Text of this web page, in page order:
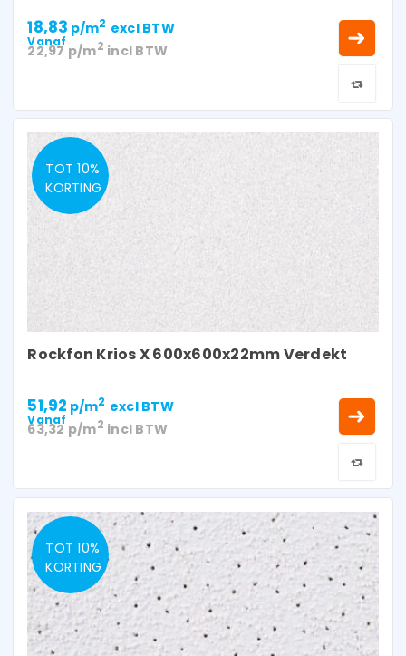
Vanaf
18,83 p/m2 excl BTW
22,97 p/m2 incl BTW
TOT 10%
KORTING
Rockfon Krios X 600x600x22mm Verdekt
Vanaf
51,92 p/m2 excl BTW
63,32 p/m2 incl BTW
TOT 10%
KORTING